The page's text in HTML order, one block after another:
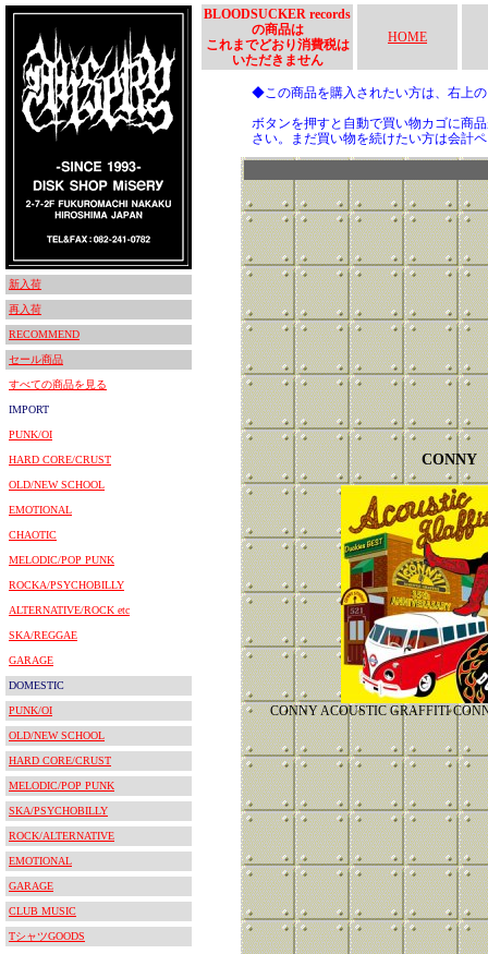
新入荷
再入荷
RECOMMEND
セール商品
すべての商品を見る
IMPORT
PUNK/OI
HARD CORE/CRUST
OLD/NEW SCHOOL
EMOTIONAL
CHAOTIC
MELODIC/POP PUNK
ROCKA/PSYCHOBILLY
ALTERNATIVE/ROCK etc
SKA/REGGAE
GARAGE
DOMESTIC
PUNK/OI
OLD/NEW SCHOOL
HARD CORE/CRUST
MELODIC/POP PUNK
SKA/PSYCHOBILLY
ROCK/ALTERNATIVE
EMOTIONAL
GARAGE
CLUB MUSIC
TシャツGOODS
BLOODSUCKER records
の商品は
これまでどおり消費税は
いただきません
HOME
◆この商品を購入されたい方は、右上
ボタンを押すと自動で買い物カゴに商
さい。まだ買い物を続けたい方は会計
CONNY
CONNY ACOUSTIC GRAFFITI